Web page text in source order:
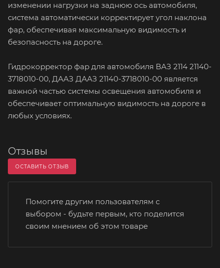
изменении нагрузки на заднюю ось автомобиля,
система автоматически корректирует угол наклона
фар, обеспечивая максимальную видимость и
безопасность на дороге.
Гидрокорректор фар для автомобиля ВАЗ 2114 21140-
3718010-00, ДААЗ ДААЗ 21140-3718010-00 является
важной частью системы освещения автомобиля и
обеспечивает оптимальную видимость на дороге в
любых условиях.
Отзывы
ОСТАВИТЬ ОТЗЫВ
Помогите другим пользователям с
выбором - будьте первым, кто поделится
своим мнением об этом товаре